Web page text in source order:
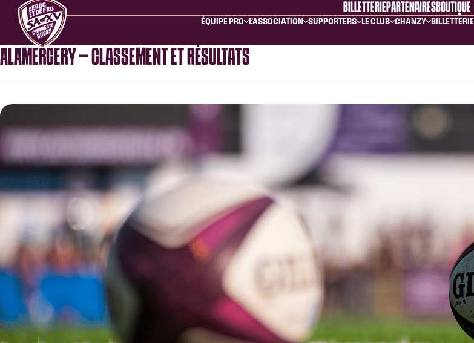
BILLETTERIEPARTENAIRESBOUTIQUE
ÉQUIPE PRO L’ASSOCIATION SUPPORTERS LE CLUB CHANZY BILLETTERIE
ALAMERCERY – CLASSEMENT ET RÉSULTATS